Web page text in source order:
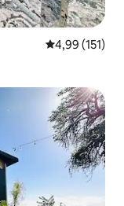
Évaluation
4,99 (151)